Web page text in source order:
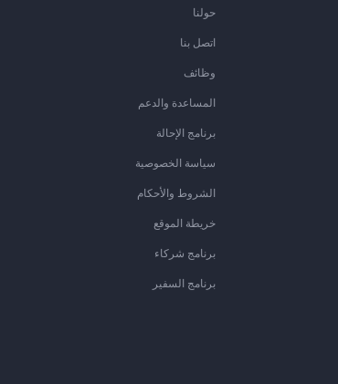
حولنا
اتصل بنا
وظائف
المساعدة والدعم
برنامج الإحالة
سياسة الخصوصية
الشروط والأحكام
خريطة الموقع
برنامج شركاء
برنامج السفير